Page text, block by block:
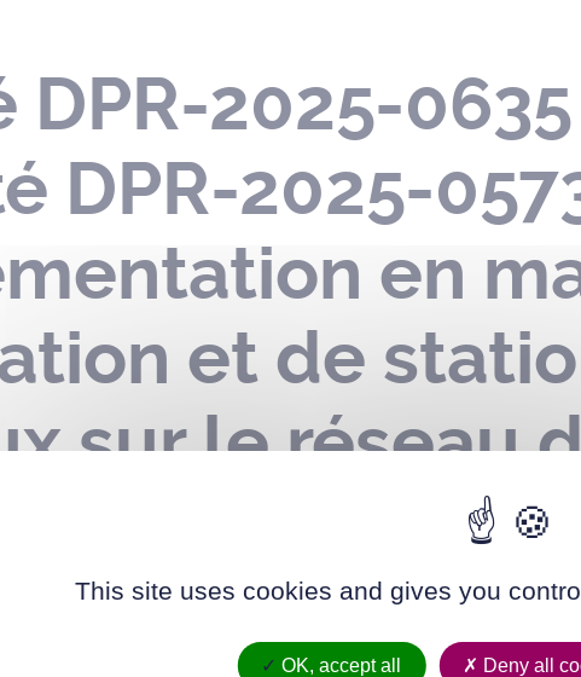
DPR-2025-
DPR-2025-
en
et de
sur le réseau
–
27 juin 2025
This site uses cookies and gives you
OK, accept all Deny all